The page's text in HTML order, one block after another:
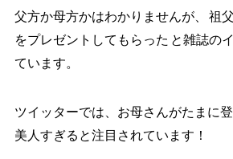
父方か母方かはわかりませんが、
祖
をプレゼントしてもらった と雑誌の
ています。
ツイッターでは、お母さんがたまに登
美人すぎると注目されています！